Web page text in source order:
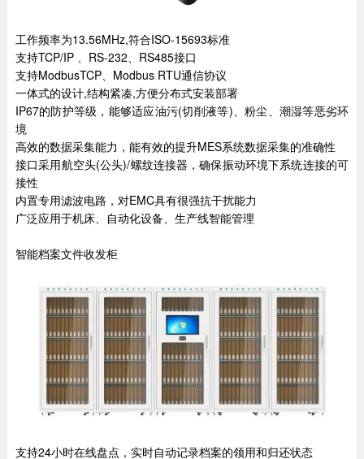
工作频率为13.56MHz,符合ISO-15693标准
支持TCP/IP 、RS-232、RS485接口
支持ModbusTCP、Modbus RTU通信协议
一体式的设计,结构紧凑,方便分布式安装部署
IP67的防护等级，能够适应油污(切削液等)、粉尘、潮湿等恶劣环
境
高效的数据采集能力，能有效的提升MES系统数据采集的准确性
接口采用航空头(公头)/螺纹连接器，确保振动环境下系统连接的可
接性
内置专用滤波电路，对EMC具有很强抗干扰能力
广泛应用于机床、自动化设备、生产线智能管理
智能档案文件收发柜
支持24小时在线盘点，实时自动记录档案的领用和归还状态